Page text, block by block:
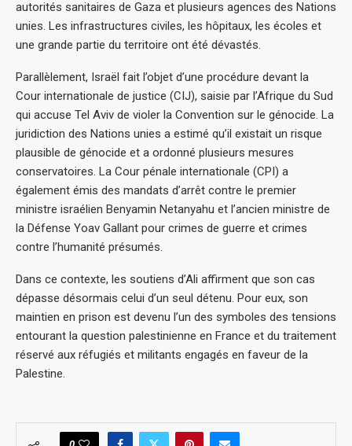
autorités sanitaires de Gaza et plusieurs agences des Nations
unies. Les infrastructures civiles, les hôpitaux, les écoles et
une grande partie du territoire ont été dévastés.
Parallèlement, Israël fait l’objet d’une procédure devant la
Cour internationale de justice (CIJ), saisie par l’Afrique du Sud
qui accuse Tel Aviv de violer la Convention sur le génocide. La
juridiction des Nations unies a estimé qu’il existait un risque
plausible de génocide et a ordonné plusieurs mesures
conservatoires. La Cour pénale internationale (CPI) a
également émis des mandats d’arrêt contre le premier
ministre israélien Benyamin Netanyahu et l’ancien ministre de
la Défense Yoav Gallant pour crimes de guerre et crimes
contre l’humanité présumés.
Dans ce contexte, les soutiens d’Ali affirment que son cas
dépasse désormais celui d’un seul détenu. Pour eux, son
maintien en prison est devenu l’un des symboles des tensions
entourant la question palestinienne en France et du traitement
réservé aux réfugiés et militants engagés en faveur de la
Palestine.